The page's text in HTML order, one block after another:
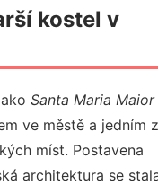
kostel v
Santa Maria Maior
ve městě a jedním z
míst. Postavena
architektura se